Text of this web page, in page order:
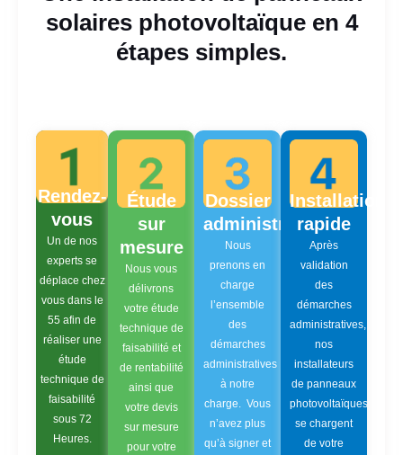
solaires photovoltaïque en 4
étapes simples.
Rendez-
vous
Un de nos
experts se
déplace chez
vous dans le
55 afin de
réaliser une
étude
technique de
faisabilité
sous 72
Heures.
Étude
sur
mesure
Nous vous
délivrons
votre étude
technique de
faisabilité et
de rentabilité
ainsi que
votre devis
sur mesure
pour votre
Dossier
administratif
Nous
prenons en
charge
l’ensemble
des
démarches
administratives
à notre
charge. Vous
n’avez plus
qu’à signer et
Installation
rapide
Après
validation
des
démarches
administratives,
nos
installateurs
de panneaux
photovoltaïques
se chargent
de votre